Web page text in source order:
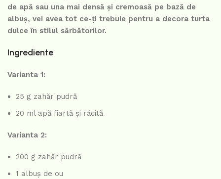
de apă sau una mai densă și cremoasă pe bază de
albuș, vei avea tot ce-ți trebuie pentru a decora turta
dulce în stilul sărbătorilor.
Ingrediente
Varianta 1:
25 g zahăr pudră
20 ml apă fiartă și răcită
Varianta 2:
200 g zahăr pudră
1 albuș de ou